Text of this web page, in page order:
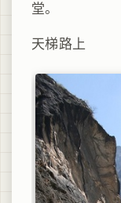
堂。
天梯路上